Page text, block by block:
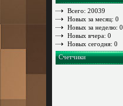
Всего: 20039
Новых за месяц: 0
Новых за неделю: 0
Новых вчера: 0
Новых сегодня: 0
Счетчики